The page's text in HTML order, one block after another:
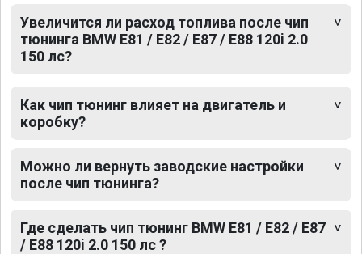
Увеличится ли расход топлива после чип
тюнинга BMW E81 / E82 / E87 / E88 120i 2.0
150 лс?
Как чип тюнинг влияет на двигатель и
коробку?
Можно ли вернуть заводские настройки
после чип тюнинга?
Где сделать чип тюнинг BMW E81 / E82 / E87
/ E88 120i 2.0 150 лс ?